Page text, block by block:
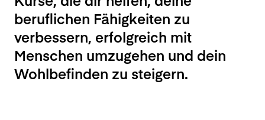
beruflichen Fähigkeiten zu
verbessern, erfolgreich mit
Menschen umzugehen und dein
Wohlbefinden zu steigern.